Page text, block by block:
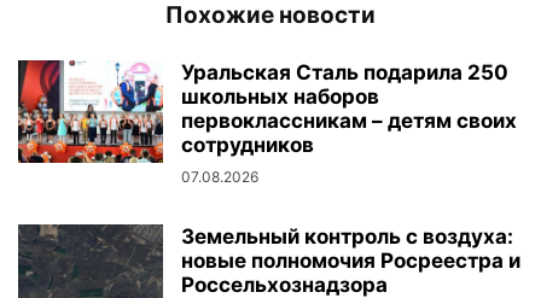
Похожие новости
Уральская Сталь подарила 250
школьных наборов
первоклассникам – детям своих
сотрудников
07.08.2026
Земельный контроль с воздуха:
новые полномочия Росреестра и
Россельхознадзора